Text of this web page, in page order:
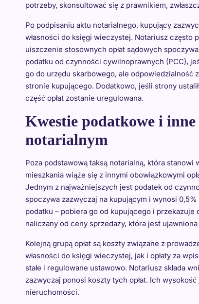
potrzeby, skonsultować się z prawnikiem,
Po podpisaniu aktu notarialnego, kupujący
własności do księgi wieczystej. Notariusz często
uiszczenie stosownych opłat sądowych
podatku od czynności cywilnoprawnych (PCC),
go do urzędu skarbowego, ale odpowiedzialność
stronie kupującego. Dodatkowo, jeśli strony
część opłat zostanie uregulowana.
Kwestie podatkowe i inne
notarialnym
Poza podstawową taksą notarialną, która
mieszkania wiąże się z innymi obowiązkowymi
Jednym z najważniejszych jest podatek od
spoczywa zazwyczaj na kupującym i wynosi
podatku – pobiera go od kupującego i
naliczany od ceny sprzedaży, która jest
Kolejną grupą opłat są koszty związane z
własności do księgi wieczystej, jak i opłaty za
stałe i regulowane ustawowo. Notariusz składa
zazwyczaj ponosi koszty tych opłat. Ich
nieruchomości.